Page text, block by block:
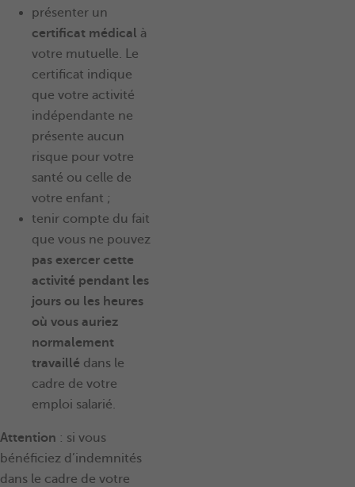
présenter un
certificat médical à
votre mutuelle. Le
certificat indique
que votre activité
indépendante ne
présente aucun
risque pour votre
santé ou celle de
votre enfant ;
tenir compte du fait
que vous ne pouvez
pas exercer cette
activité pendant les
jours ou les heures
où vous auriez
normalement
travaillé dans le
cadre de votre
emploi salarié.
Attention : si vous
bénéficiez d’indemnités
dans le cadre de votre